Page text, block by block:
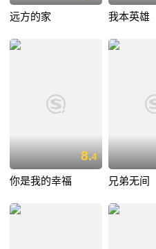
远方的家 我本英雄
8.4
你是我的幸福 兄弟无间